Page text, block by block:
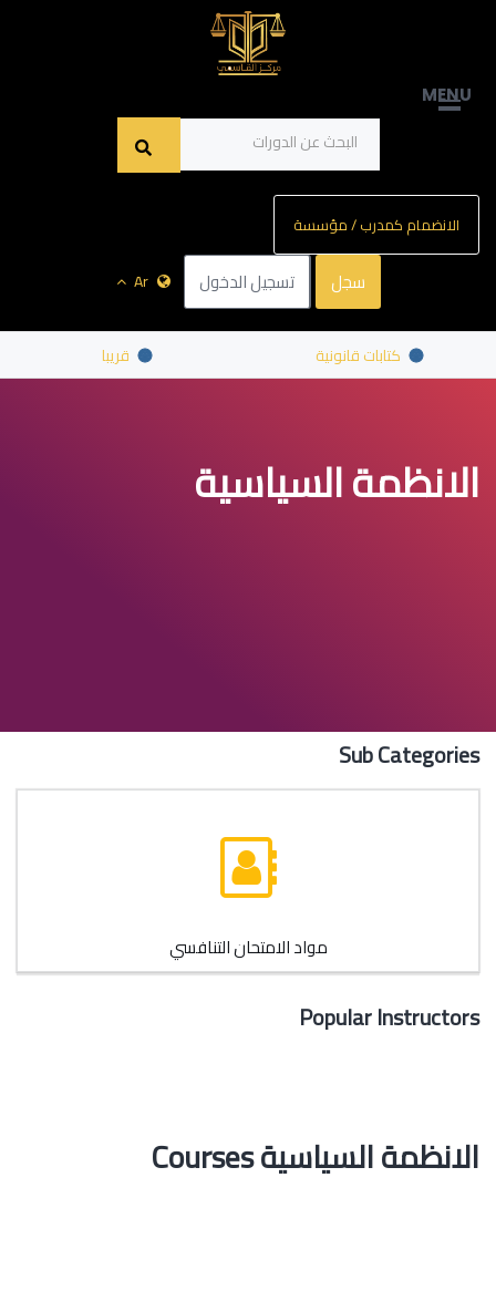
MENU
الانضمام كمدرب / مؤسسة
سجل تسجيل الدخول Ar
كتابات قانونية قريبا
الانظمة السياسية
Sub Categories
مواد الامتحان التنافسي
Popular Instructors
الانظمة السياسية Courses